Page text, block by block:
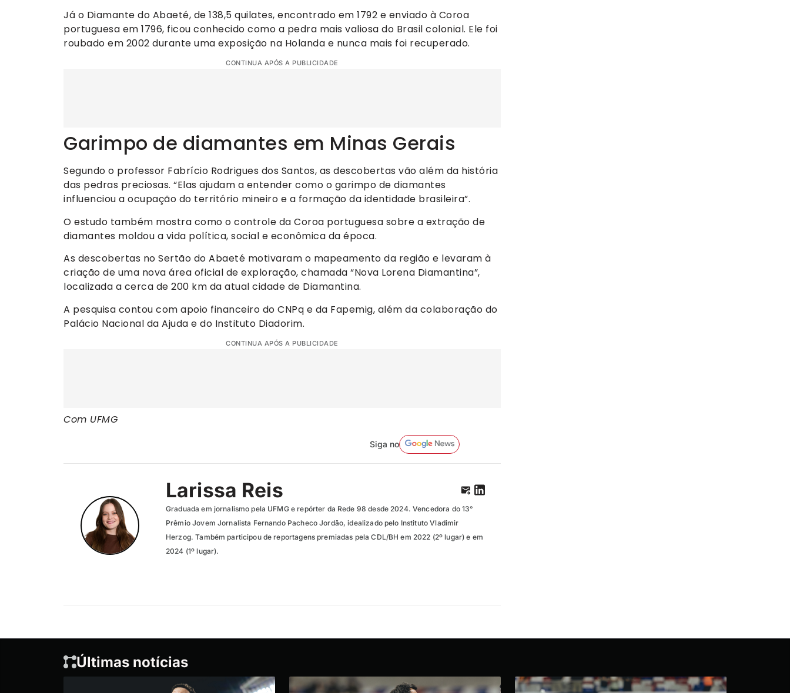
Já o Diamante do Abaeté, de 138,5 quilates, encontrado em 1792 e enviado à Coroa
portuguesa em 1796, ficou conhecido como a pedra mais valiosa do Brasil colonial. Ele foi
roubado em 2002 durante uma exposição na Holanda e nunca mais foi recuperado.
CONTINUA APÓS A PUBLICIDADE
Garimpo de diamantes em Minas Gerais
Segundo o professor Fabrício Rodrigues dos Santos, as descobertas vão além da história
das pedras preciosas. “Elas ajudam a entender como o garimpo de diamantes
influenciou a ocupação do território mineiro e a formação da identidade brasileira”.
O estudo também mostra como o controle da Coroa portuguesa sobre a extração de
diamantes moldou a vida política, social e econômica da época.
As descobertas no Sertão do Abaeté motivaram o mapeamento da região e levaram à
criação de uma nova área oficial de exploração, chamada “Nova Lorena Diamantina”,
localizada a cerca de 200 km da atual cidade de Diamantina.
A pesquisa contou com apoio financeiro do CNPq e da Fapemig, além da colaboração do
Palácio Nacional da Ajuda e do Instituto Diadorim.
CONTINUA APÓS A PUBLICIDADE
Com UFMG
Siga no
Larissa Reis
Graduada em jornalismo pela UFMG e repórter da Rede 98 desde 2024. Vencedora do 13°
Prêmio Jovem Jornalista Fernando Pacheco Jordão, idealizado pelo Instituto Vladimir
Herzog. Também participou de reportagens premiadas pela CDL/BH em 2022 (2º lugar) e em
2024 (1º lugar).
Últimas notícias